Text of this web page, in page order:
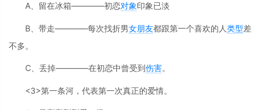
A、留在冰箱————初恋对象印象已淡
B、带走————每次找折男女朋友都跟第一个喜欢的人类型差
不多。
C、丢掉————在初恋中曾受到伤害。
<3>第一条河，代表第一次真正的爱情。